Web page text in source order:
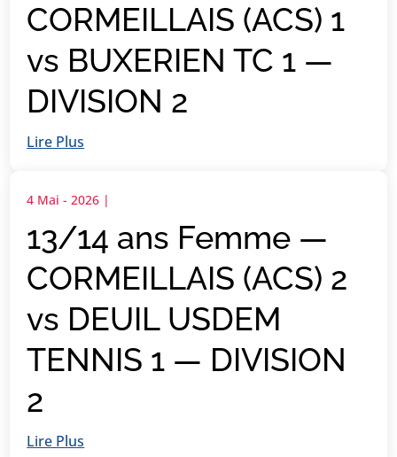
CORMEILLAIS (ACS) 1
vs BUXERIEN TC 1 —
DIVISION 2
Lire Plus
13/14 ans Femme —
CORMEILLAIS (ACS) 2
vs DEUIL USDEM
TENNIS 1 — DIVISION
2
4 Mai - 2026 |
Lire Plus